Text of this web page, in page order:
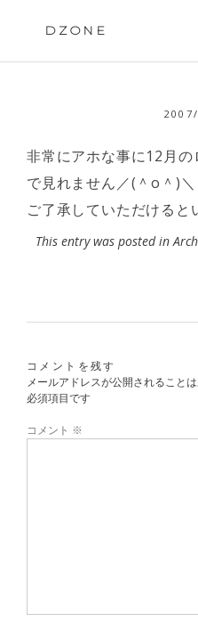
DZONE
非常にアホな事に12月
で見れません／(＾o＾)＼
ご了承していただけると
This entry was posted in
コメントを残す
メールアドレスが公開されることは
必須項目です
コメント ※